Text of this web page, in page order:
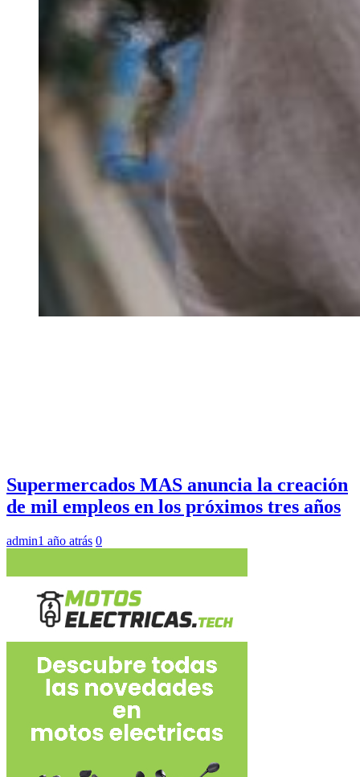
Supermercados MAS anuncia la creación
de mil empleos en los próximos tres años
admin1 año atrás 0